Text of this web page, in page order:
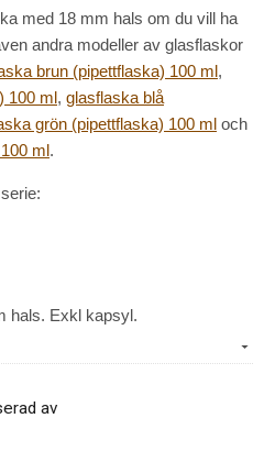
med 18 mm hals om du vill ha
andra modeller av glasflaskor
brun (pipettflaska) 100 ml,
100 ml, glasflaska blå
grön (pipettflaska) 100 ml och
ml.
hals. Exkl kapsyl.
av